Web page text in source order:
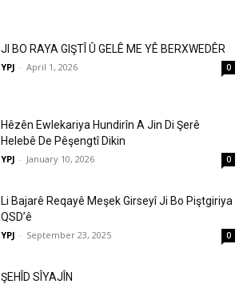
JI BO RAYA GIŞTÎ Û GELÊ ME YÊ BERXWEDÊR
YPJ - April 1, 2026 0
Hêzên Ewlekariya Hundirîn A Jin Di Şerê
Helebê De Pêşengtî Dikin
YPJ - January 10, 2026 0
Li Bajarê Reqayê Meşek Girseyî Ji Bo Piştgiriya
QSD’ê
YPJ - September 23, 2025 0
ŞEHÎD SÎYAJÎN